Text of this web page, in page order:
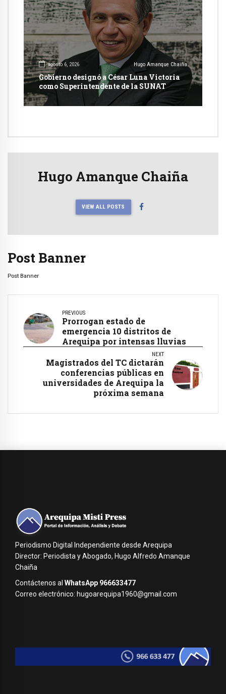
agosto 6, 2026 Hugo Amanque Chaiña
Gobierno designó a César Luna Victoria
como Superintendente de la SUNAT
Hugo Amanque Chaiña
VIEW ALL POSTS
Post Banner
Post Banner
PREVIOUS
Prorrogan estado de
emergencia 10 distritos de
Arequipa por intensas lluvias
NEXT
Magistrados del TC dictarán
conferencias públicas en
universidades de Arequipa la
próxima semana
Periodismo Digital Independiente desde Arequipa
Director: Periodista y Abogado, Hugo Alfredo Amanque
Chaiña
Contáctenos al WhatsApp 966633477
Correo electrónico: hugoarequipa1960@gmail.com